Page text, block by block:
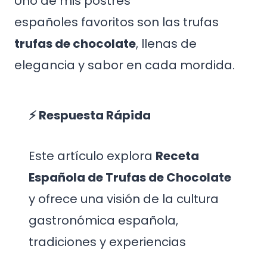
españoles favoritos son las trufas
trufas de chocolate, llenas de
elegancia y sabor en cada mordida.
⚡ Respuesta Rápida
Este artículo explora Receta
Española de Trufas de Chocolate
y ofrece una visión de la cultura
gastronómica española,
tradiciones y experiencias